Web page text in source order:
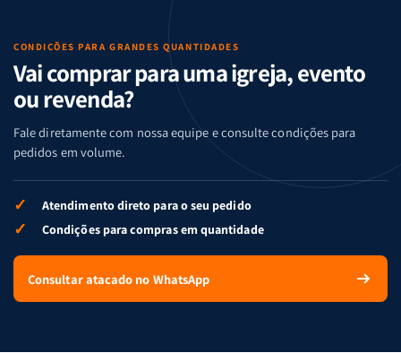
CONDIÇÕES PARA GRANDES QUANTIDADES
Vai comprar para uma igreja, evento
ou revenda?
Fale diretamente com nossa equipe e consulte condições para
pedidos em volume.
✓ Atendimento direto para o seu pedido
✓ Condições para compras em quantidade
Consultar atacado no WhatsApp